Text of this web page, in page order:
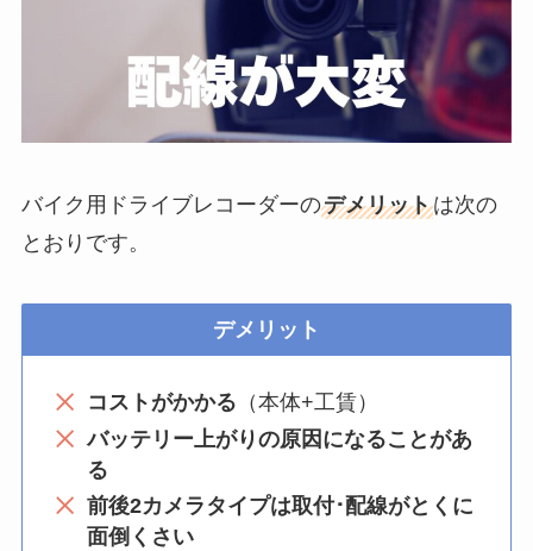
バイク用ドライブレコーダーのデメリットは次の
とおりです。
デメリット
コストがかかる （本体+工賃）
バッテリー上がりの原因になることがあ
る
前後2カメラタイプは取付･配線がとくに
面倒くさい